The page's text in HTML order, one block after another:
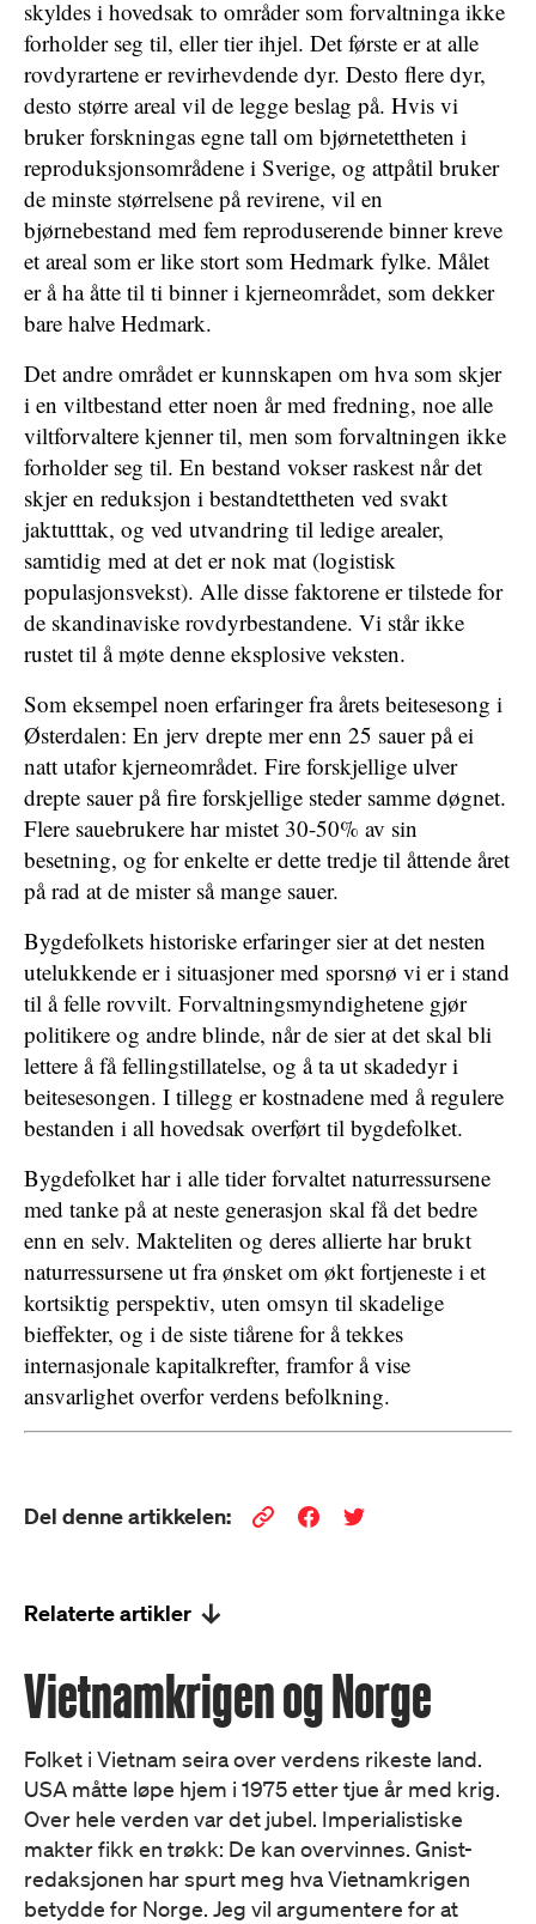
skyldes i hovedsak to områder som forvaltninga ikke
forholder seg til, eller tier ihjel. Det første er at alle
rovdyrartene er revirhevdende dyr. Desto flere dyr,
desto større areal vil de legge beslag på. Hvis vi
bruker forskningas egne tall om bjørnetettheten i
reproduksjonsområdene i Sverige, og attpåtil bruker
de minste størrelsene på revirene, vil en
bjørnebestand med fem reproduserende binner kreve
et areal som er like stort som Hedmark fylke. Målet
er å ha åtte til ti binner i kjerneområdet, som dekker
bare halve Hedmark.
Det andre området er kunnskapen om hva som skjer
i en viltbestand etter noen år med fredning, noe alle
viltforvaltere kjenner til, men som forvaltningen ikke
forholder seg til. En bestand vokser raskest når det
skjer en reduksjon i bestandtettheten ved svakt
jaktutttak, og ved utvandring til ledige arealer,
samtidig med at det er nok mat (logistisk
populasjonsvekst). Alle disse faktorene er tilstede for
de skandinaviske rovdyrbestandene. Vi står ikke
rustet til å møte denne eksplosive veksten.
Som eksempel noen erfaringer fra årets beitesesong i
Østerdalen: En jerv drepte mer enn 25 sauer på ei
natt utafor kjerneområdet. Fire forskjellige ulver
drepte sauer på fire forskjellige steder samme døgnet.
Flere sauebrukere har mistet 30-50% av sin
besetning, og for enkelte er dette tredje til åttende året
på rad at de mister så mange sauer.
Bygdefolkets historiske erfaringer sier at det nesten
utelukkende er i situasjoner med sporsnø vi er i stand
til å felle rovvilt. Forvaltningsmyndighetene gjør
politikere og andre blinde, når de sier at det skal bli
lettere å få fellingstillatelse, og å ta ut skadedyr i
beitesesongen. I tillegg er kostnadene med å regulere
bestanden i all hovedsak overført til bygdefolket.
Bygdefolket har i alle tider forvaltet naturressursene
med tanke på at neste generasjon skal få det bedre
enn en selv. Makteliten og deres allierte har brukt
naturressursene ut fra ønsket om økt fortjeneste i et
kortsiktig perspektiv, uten omsyn til skadelige
bieffekter, og i de siste tiårene for å tekkes
internasjonale kapitalkrefter, framfor å vise
ansvarlighet overfor verdens befolkning.
Del denne artikkelen:
Relaterte artikler
Vietnamkrigen og Norge
Folket i Vietnam seira over verdens rikeste land.
USA måtte løpe hjem i 1975 etter tjue år med krig.
Over hele verden var det jubel. Imperialistiske
makter fikk en trøkk: De kan overvinnes. Gnist-
redaksjonen har spurt meg hva Vietnamkrigen
betydde for Norge. Jeg vil argumentere for at